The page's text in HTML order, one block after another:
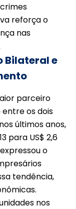
reforça o
nas
Bilateral e
parceiro
os dois
últimos anos,
para US$ 2,6
o
tendência,
nos